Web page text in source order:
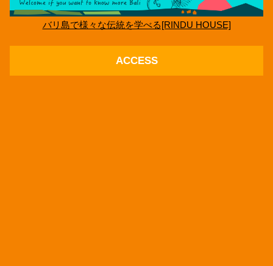
バリ島で様々な伝統を学べる[RINDU HOUSE]
ACCESS